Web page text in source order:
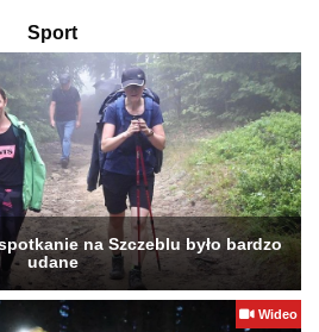
Sport
na Szczeblu było bardzo
udane
Wideo